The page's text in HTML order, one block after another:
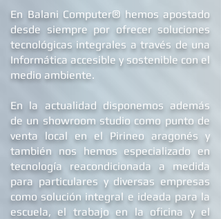
En Balani Computer® hemos apostado
desde siempre por ofrecer soluciones
tecnológicas integrales a través de una
Informática accesible y sostenible con el
medio ambiente.
En la actualidad disponemos además
de un showroom studio como punto de
venta local en el Pirineo aragonés y
también nos hemos especializado en
tecnología reacondicionada a medida
para particulares y diversas empresas
como solución integral e ideada para la
escuela, el trabajo en la oficina y el